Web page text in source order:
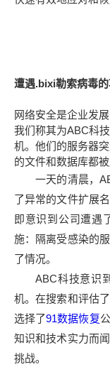
遭遇.bixi勒索病毒
网络安全是企业发
我们称其为ABC科
机。他们的服务器
的文件和数据库都
一天的清晨，
了异常的文件扩展
即意识到公司遭遇
施：隔离受感染的
了情况。
ABC科技意识
机。在搜索和评估
选择了91数据恢复
知识和技术实力而
挑战。